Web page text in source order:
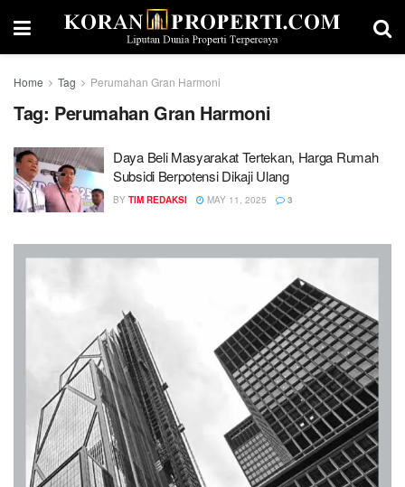
Home Tag Perumahan Gran Harmoni
Tag: Perumahan Gran Harmoni
Daya Beli Masyarakat Tertekan, Harga Rumah
Subsidi Berpotensi Dikaji Ulang
BY TIM REDAKSI MAY 11, 2025 3